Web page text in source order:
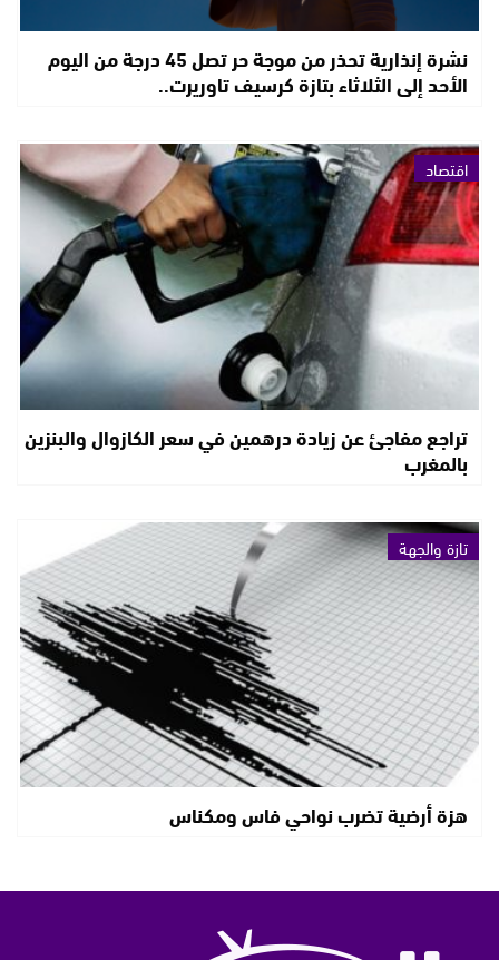
نشرة إنذارية تحذر من موجة حر تصل 45 درجة من اليوم
الأحد إلى الثلاثاء بتازة كرسيف تاوريرت..
اقتصاد
تراجع مفاجئ عن زيادة درهمين في سعر الكازوال والبنزين
بالمغرب
تازة والجهة
هزة أرضية تضرب نواحي فاس ومكناس